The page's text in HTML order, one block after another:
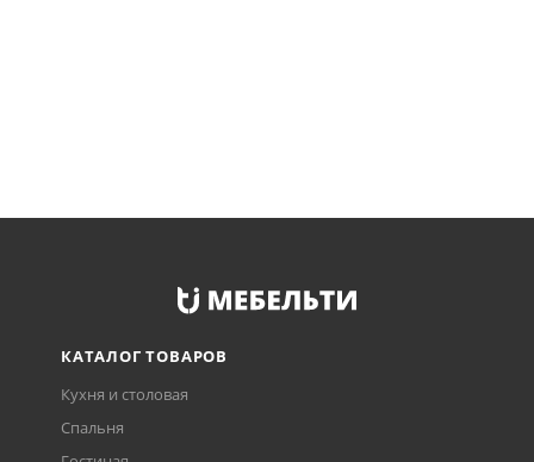
КАТАЛОГ ТОВАРОВ
Кухня и столовая
Спальня